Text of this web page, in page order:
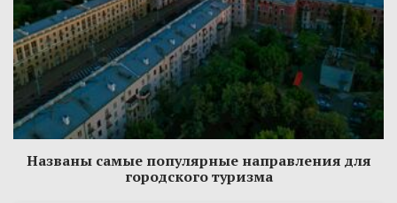
Названы самые популярные направления для
городского туризма